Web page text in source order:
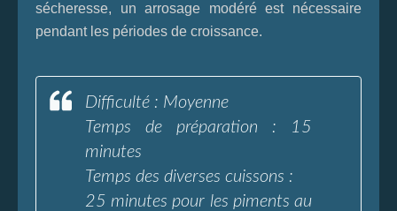
sécheresse, un arrosage modéré est nécessaire
pendant les périodes de croissance.
Difficulté : Moyenne
Temps de préparation : 15
minutes
Temps des diverses cuissons :
25 minutes pour les piments au